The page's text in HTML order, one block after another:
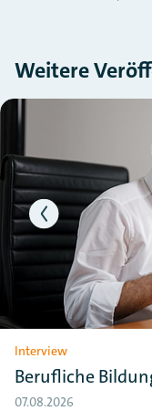
Weitere
Slider überspringen
Interview
Berufliche
07.08.2026